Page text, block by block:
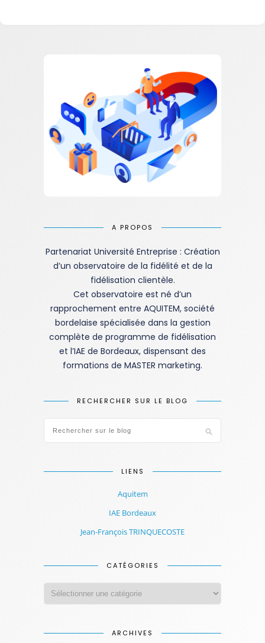
A PROPOS
Partenariat Université Entreprise : Création
d’un observatoire de la fidélité et de la
fidélisation clientèle.
Cet observatoire est né d’un
rapprochement entre AQUITEM, société
bordelaise spécialisée dans la gestion
complète de programme de fidélisation
et l’IAE de Bordeaux, dispensant des
formations de MASTER marketing.
RECHERCHER SUR LE BLOG
LIENS
Aquitem
IAE Bordeaux
Jean-François TRINQUECOSTE
CATÉGORIES
ARCHIVES